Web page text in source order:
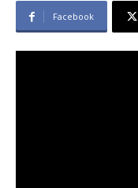
Facebook